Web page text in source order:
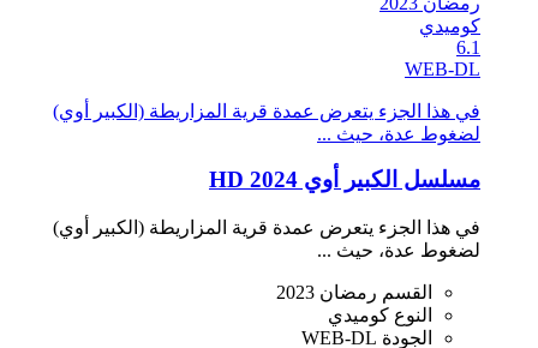
كوميدي
6.1
WEB-DL
في هذا الجزء يتعرض عمدة قرية المزاريطة (الكبير أوي)
لضغوط عدة، حيث ...
مسلسل الكبير أوي 2024 HD
في هذا الجزء يتعرض عمدة قرية المزاريطة (الكبير أوي)
لضغوط عدة، حيث ...
القسم رمضان 2023
النوع كوميدي
الجودة WEB-DL